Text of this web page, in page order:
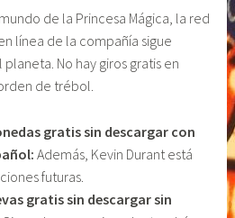
de la Princesa Mágica, la red
línea de la compañía sigue
No hay giros gratis en
de trébol.
gratis sin descargar con
Además, Kevin Durant está
futuras.
gratis sin descargar sin